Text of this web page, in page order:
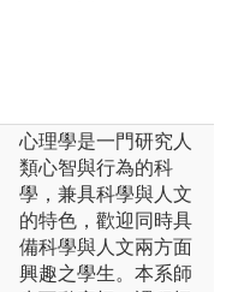
心理學是一門研究人
類心智與行為的科
學，兼具科學與人文
的特色，歡迎同時具
備科學與人文兩方面
興趣之學生。本系師